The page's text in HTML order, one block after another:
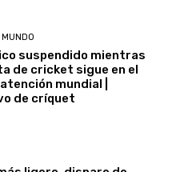
suspendido mientras
de cricket sigue en el
mundial |
de críquet